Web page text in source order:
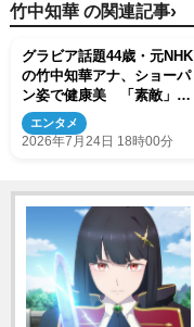
竹中知華 の関連記事›
グラビア話題44歳・元NHK
の竹中知華アナ、ショーパ
ン姿で健康美 「素敵」
「最高」
エンタメ
2026年7月24日 18時00分